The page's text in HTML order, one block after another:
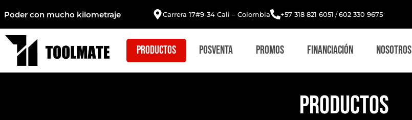
Poder con mucho kilometraje Carrera 17#9-34 Cali – Colombia +57 318 821 6051 /602 330 9675
Productos Posventa Promos Financiación Nosotros
Productos